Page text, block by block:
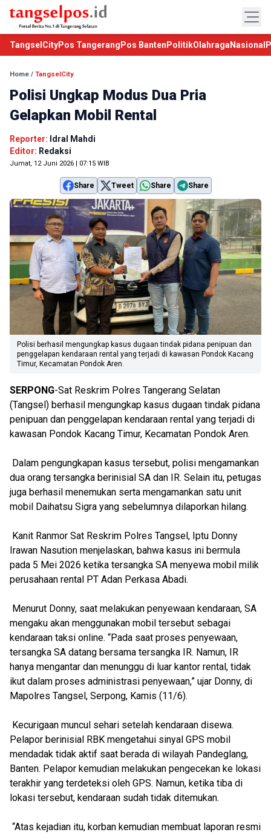
TangselCityPos Tangerang Pos Banten PolitikOlahraga Nasional
Home / TangselCity
Polisi Ungkap Modus Dua Pria
Gelapkan Mobil Rental
Reporter: Idral Mahdi
Editor: Redaksi
Jumat, 12 Juni 2026 | 07:15 WIB
Share Tweet Share Share
Polisi berhasil mengungkap kasus dugaan tindak pidana penipuan dan
penggelapan kendaraan rental yang terjadi di kawasan Pondok Kacang
Timur, Kecamatan Pondok Aren.
SERPONG-Sat Reskrim Polres Tangerang Selatan
(Tangsel) berhasil mengungkap kasus dugaan tindak pidana
penipuan dan penggelapan kendaraan rental yang terjadi di
kawasan Pondok Kacang Timur, Kecamatan Pondok Aren.
Dalam pengungkapan kasus tersebut, polisi mengamankan
dua orang tersangka berinisial SA dan IR. Selain itu, petugas
juga berhasil menemukan serta mengamankan satu unit
mobil Daihatsu Sigra yang sebelumnya dilaporkan hilang.
Kanit Ranmor Sat Reskrim Polres Tangsel, Iptu Donny
Irawan Nasution menjelaskan, bahwa kasus ini bermula
pada 5 Mei 2026 ketika tersangka SA menyewa mobil milik
perusahaan rental PT Adan Perkasa Abadi.
Menurut Donny, saat melakukan penyewaan kendaraan, SA
mengaku akan menggunakan mobil tersebut sebagai
kendaraan taksi online. “Pada saat proses penyewaan,
tersangka SA datang bersama tersangka IR. Namun, IR
hanya mengantar dan menunggu di luar kantor rental, tidak
ikut dalam proses administrasi penyewaan,” ujar Donny, di
Mapolres Tangsel, Serpong, Kamis (11/6).
Kecurigaan muncul sehari setelah kendaraan disewa.
Pelapor berinisial RBK mengetahui sinyal GPS mobil
mendadak tidak aktif saat berada di wilayah Pandeglang,
Banten. Pelapor kemudian melakukan pengecekan ke lokasi
terakhir yang terdeteksi oleh GPS. Namun, ketika tiba di
lokasi tersebut, kendaraan sudah tidak ditemukan.
“Atas kejadian itu, korban kemudian membuat laporan resmi